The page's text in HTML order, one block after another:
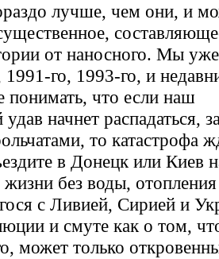
лучше, чем они, и
от наносного. Мы
го, 1993-го, и
понимать, что если наш
удав начнет распадаться,
то катастрофа
в Донецк или Киев
без воды, отопления
с Ливией, Сирией и
и смуте как о том,
может только